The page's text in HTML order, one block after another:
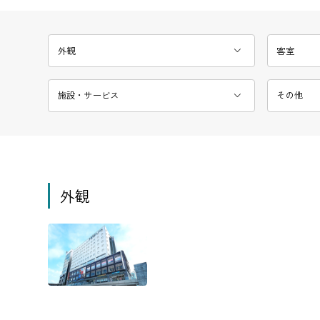
外観 客室
施設・サービス その他
外観